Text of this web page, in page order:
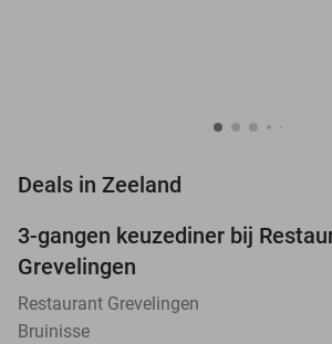
Deals in Zeeland
3-gangen keuzediner bij
Grevelingen
Restaurant Grevelingen
Bruinisse